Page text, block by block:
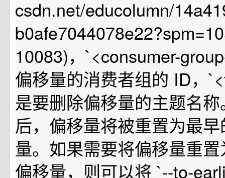
csdn.net/educolumn/
10083)，`<consumer-
偏移量的消费者组的 ID，
是要删除偏移量的主题名
后，偏移量将被重置为最
量。如果需要将偏移量重
偏移量，则可以将 `--to-